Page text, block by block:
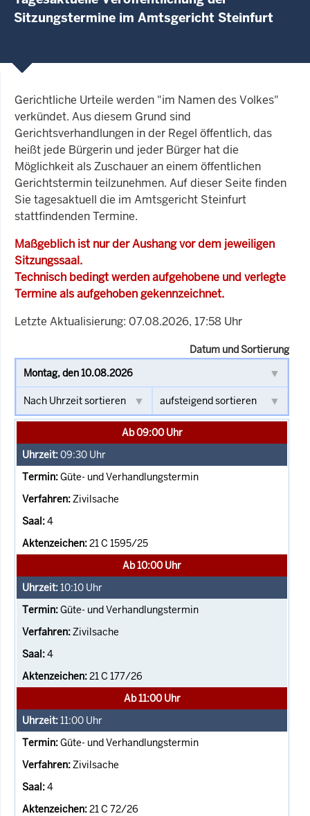
Sitzungstermine im Amtsgericht Steinfurt
Gerichtliche Urteile werden "im Namen des Volkes"
verkündet. Aus diesem Grund sind
Gerichtsverhandlungen in der Regel öffentlich, das
heißt jede Bürgerin und jeder Bürger hat die
Möglichkeit als Zuschauer an einem öffentlichen
Gerichtstermin teilzunehmen. Auf dieser Seite finden
Sie tagesaktuell die im Amtsgericht Steinfurt
stattfindenden Termine.
Maßgeblich ist nur der Aushang vor dem jeweiligen
Sitzungssaal.
Technisch bedingt werden aufgehobene und verlegte
Termine als aufgehoben gekennzeichnet.
Letzte Aktualisierung: 07.08.2026, 17:58 Uhr
Datum und Sortierung
Ab 09:00 Uhr
09:30 Uhr
Güte- und Verhandlungstermin
Zivilsache
4
21 C 1595/25
Ab 10:00 Uhr
10:10 Uhr
Güte- und Verhandlungstermin
Zivilsache
4
21 C 177/26
Ab 11:00 Uhr
11:00 Uhr
Güte- und Verhandlungstermin
Zivilsache
4
21 C 72/26